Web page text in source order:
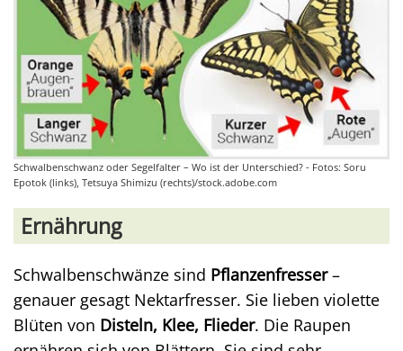
Schwalbenschwanz oder Segelfalter – Wo ist der Unterschied? - Fotos: Soru
Epotok (links), Tetsuya Shimizu (rechts)/stock.adobe.com
Ernährung
Schwalbenschwänze sind Pflanzenfresser–
genauer gesagt Nektarfresser. Sie lieben violette
Blüten von Disteln, Klee, Flieder. Die Raupen